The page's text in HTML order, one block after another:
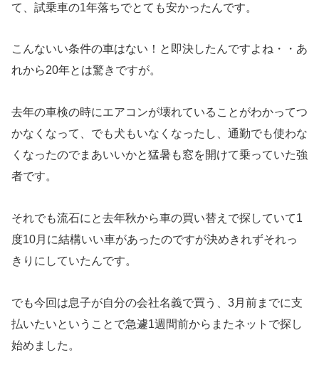
て、試乗車の1年落ちでとても安かったんです。
こんないい条件の車はない！と即決したんですよね・・あ
れから20年とは驚きですが。
去年の車検の時にエアコンが壊れていることがわかってつ
かなくなって、でも犬もいなくなったし、通勤でも使わな
くなったのでまあいいかと猛暑も窓を開けて乗っていた強
者です。
それでも流石にと去年秋から車の買い替えで探していて1
度10月に結構いい車があったのですが決めきれずそれっ
きりにしていたんです。
でも今回は息子が自分の会社名義で買う、3月前までに支
払いたいということで急遽1週間前からまたネットで探し
始めました。